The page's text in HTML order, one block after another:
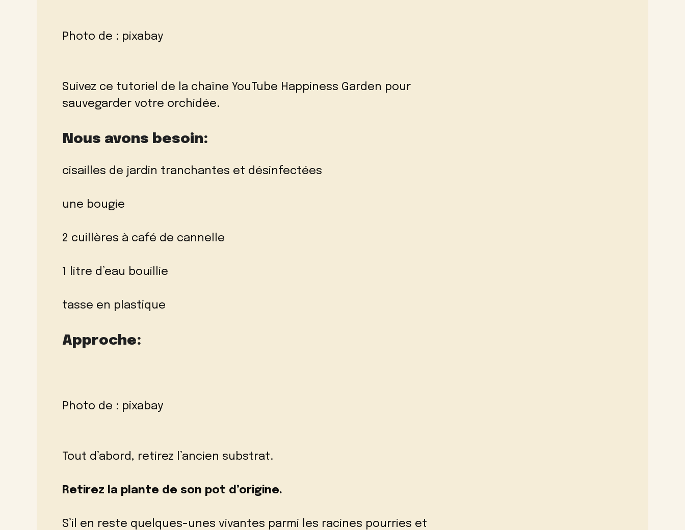
Photo de : pixabay
Suivez ce tutoriel de la chaîne YouTube Happiness Garden pour
sauvegarder votre orchidée.
Nous avons besoin:
cisailles de jardin tranchantes et désinfectées
une bougie
2 cuillères à café de cannelle
1 litre d’eau bouillie
tasse en plastique
Approche:
Photo de : pixabay
Tout d’abord, retirez l’ancien substrat.
Retirez la plante de son pot d’origine.
S’il en reste quelques-unes vivantes parmi les racines pourries et